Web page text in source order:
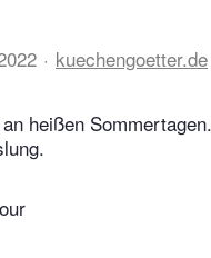
kuechengoetter.de
heißen